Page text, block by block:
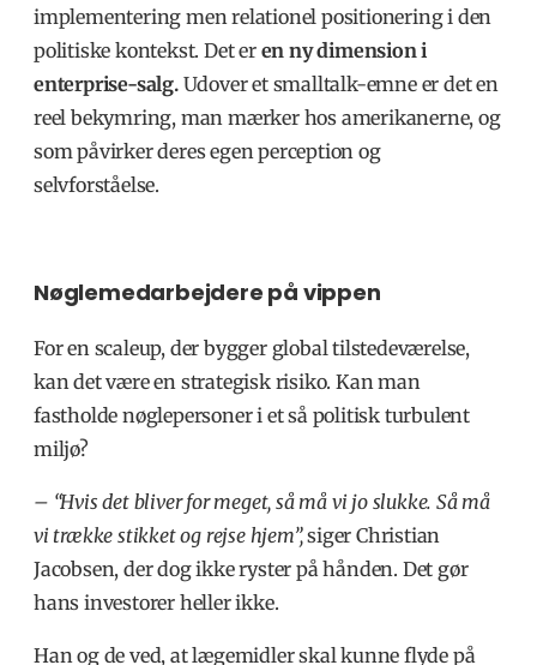
implementering men relationel positionering i den
politiske kontekst. Det er en ny dimension i
enterprise-salg.Udover et smalltalk-emne er det en
reel bekymring, man mærker hos amerikanerne, og
som påvirker deres egen perception og
selvforståelse.
Nøglemedarbejdere på vippen
For en scaleup, der bygger global tilstedeværelse,
kan det være en strategisk risiko. Kan man
fastholde nøglepersoner i et så politisk turbulent
miljø?
– “Hvis det bliver for meget, så må vi jo slukke. Så må
vi trække stikket og rejse hjem”,siger Christian
Jacobsen, der dog ikke ryster på hånden. Det gør
hans investorer heller ikke.
Han og de ved, at lægemidler skal kunne flyde på